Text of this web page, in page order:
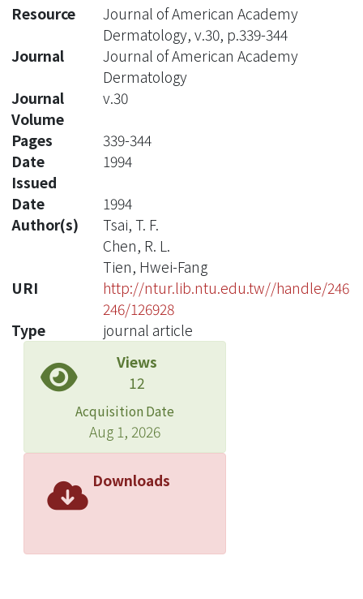
Resource
Journal of American Academy
Dermatology, v.30, p.339-344
Journal
Journal of American Academy
Dermatology
Journal
Volume
v.30
Pages
339-344
Date
Issued
1994
Date
1994
Author(s)
Tsai, T. F.
Chen, R. L.
Tien, Hwei-Fang
URI
http://ntur.lib.ntu.edu.tw//handle/246
246/126928
Type
journal article
Views
12
Acquisition Date
Aug 1, 2026
Downloads